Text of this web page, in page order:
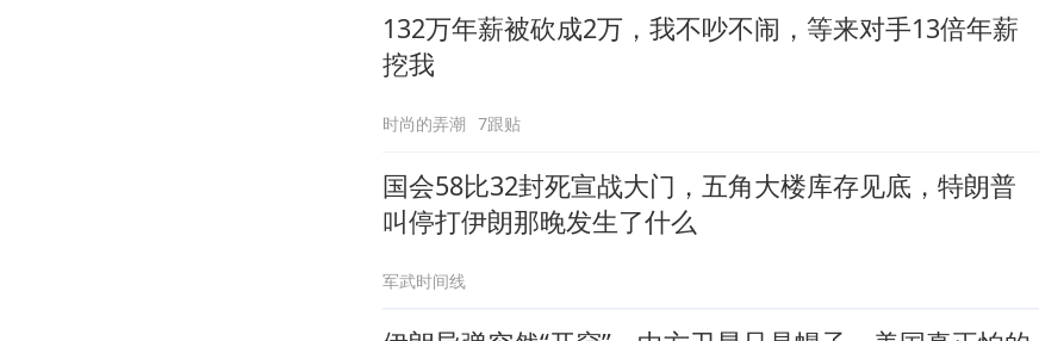
132万年薪被砍成2万，我不吵不闹，等来对手13倍年薪
挖我
时尚的弄潮 7跟贴
国会58比32封死宣战大门，五角大楼库存见底，特朗普
叫停打伊朗那晚发生了什么
军武时间线